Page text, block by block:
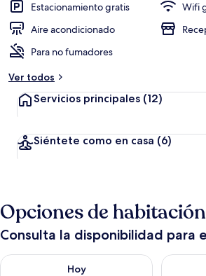
Estacionamiento gratis
Wifi
Aire acondicionado
Para no fumadores
Ver todos
Servicios principales (12)
Siéntete como en casa (6)
Opciones de habitación
Consulta la disponibilidad para
Hoy
Consulta la disponibilidad para hoy ago